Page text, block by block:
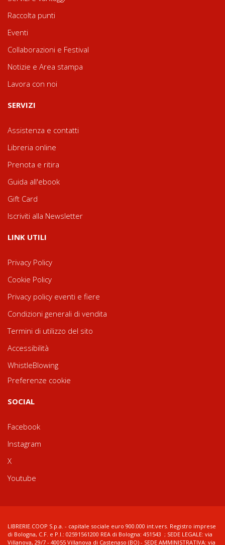
Raccolta punti
Eventi
Collaborazioni e Festival
Notizie e Area stampa
Lavora con noi
SERVIZI
Assistenza e contatti
Libreria online
Prenota e ritira
Guida all'ebook
Gift Card
Iscriviti alla Newsletter
LINK UTILI
Privacy Policy
Cookie Policy
Privacy policy eventi e fiere
Condizioni generali di vendita
Termini di utilizzo del sito
Accessibilità
WhistleBlowing
Preferenze cookie
SOCIAL
Facebook
Instagram
X
Youtube
LIBRERIE.COOP S.p.a. - capitale sociale euro 900.000 int.vers. Registro imprese
di Bologna, C.F. e P.I.: 02591561200 REA di Bologna: 451543 ; SEDE LEGALE: via
Villanova, 29/7 - 40055 Villanova di Castenaso (BO) - SEDE AMMINISTRATIVA: via